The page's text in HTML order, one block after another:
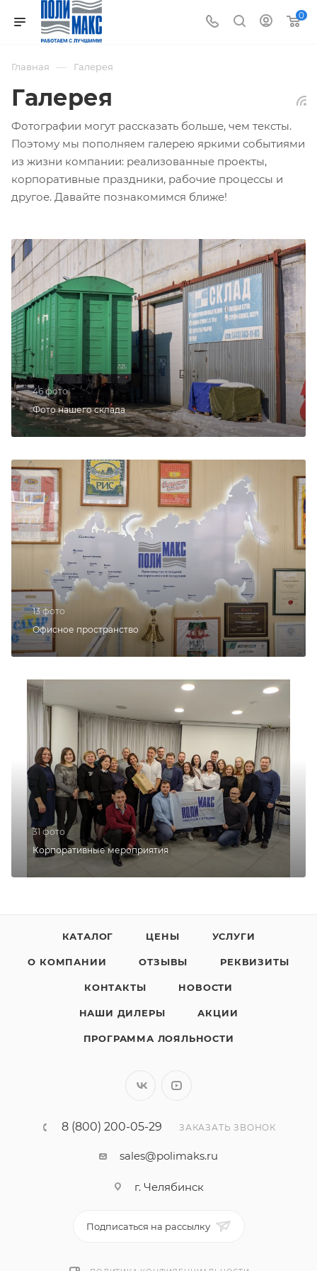
0
Главная — Галерея
Галерея
Фотографии могут рассказать больше, чем тексты.
Поэтому мы пополняем галерею яркими событиями
из жизни компании: реализованные проекты,
корпоративные праздники, рабочие процессы и
другое. Давайте познакомимся ближе!
46 фото
Фото нашего склада
13 фото
Офисное пространство
31 фото
Корпоративные мероприятия
КАТАЛОГ ЦЕНЫ УСЛУГИ
О КОМПАНИИ ОТЗЫВЫ РЕКВИЗИТЫ
КОНТАКТЫ НОВОСТИ
НАШИ ДИЛЕРЫ АКЦИИ
ПРОГРАММА ЛОЯЛЬНОСТИ
8 (800) 200-05-29 ЗАКАЗАТЬ ЗВОНОК
sales@polimaks.ru
г. Челябинск
Подписаться на рассылку